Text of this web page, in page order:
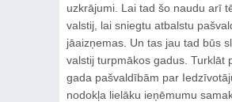
uzkrājumi. Lai tad šo naudu arī
valstij, lai sniegtu atbalstu
jāaizņemas. Un tas jau tad būs
valstij turpmākos gadus. Turklāt
gada pašvaldībām par
nodokļa lielāku ieņēmumu